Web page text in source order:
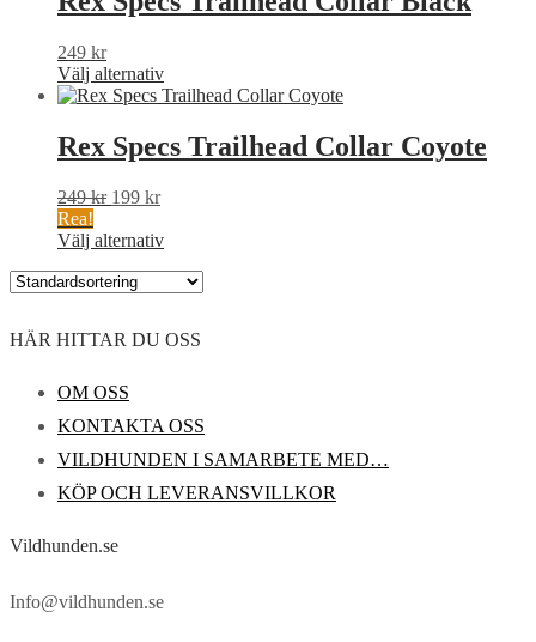
produktsidan
flera
olika
alternativen
väljas
på
249 kr
Välj alternativDen
här
flera
alternativen
kan
väljas
produktsidan
Rex Specs Trailhead Collar Coyote
249kr Det
priset
249 kr.
199 krDet
priset
199 kr.
Rea!
Välj alternativDen
produkten
varianter.
kan
väljas
produktsidan
HÄR HITTAR DU OSS
OM OSS
KONTAKTA OSS
VILDHUNDEN I SAMARBETE MED…
KÖP OCH LEVERANSVILLKOR
Vildhunden.se
Info@vildhunden.se